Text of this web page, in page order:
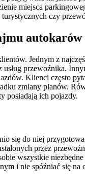
miejsca
czy
autokarów
Jednym z
przewoźnika.
Klienci często
zmiany planów.
posiadają ich pojazdy.
się do niej
przez
wszystkie
i nie spóźniać się